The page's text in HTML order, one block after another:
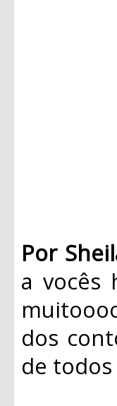
Por
a vocês
dos
de